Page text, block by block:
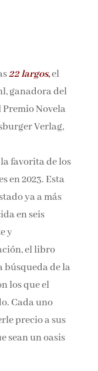
22 largos,el
ganadora
el Premio
y el
favorita de
en 2023.
ya a
en seis
y
el libro
búsqueda de
los que el
Cada uno
precio a
que sean un
de la
y condiciones